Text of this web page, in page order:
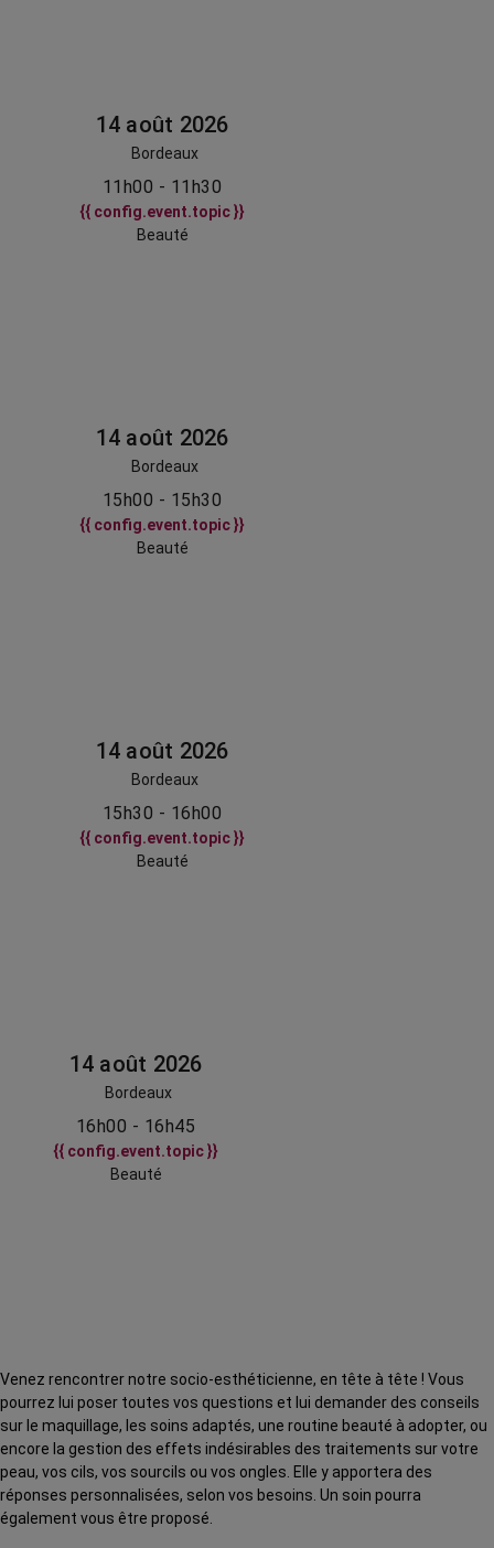
14 août 2026
Bordeaux
11h00 - 11h30
{{ config.event.topic }}
Beauté
14 août 2026
Bordeaux
15h00 - 15h30
{{ config.event.topic }}
Beauté
14 août 2026
Bordeaux
15h30 - 16h00
{{ config.event.topic }}
Beauté
14 août 2026
Bordeaux
16h00 - 16h45
{{ config.event.topic }}
Beauté
Venez rencontrer notre socio-esthéticienne, en tête à tête ! Vous
pourrez lui poser toutes vos questions et lui demander des conseils
sur le maquillage, les soins adaptés, une routine beauté à adopter, ou
encore la gestion des effets indésirables des traitements sur votre
peau, vos cils, vos sourcils ou vos ongles. Elle y apportera des
réponses personnalisées, selon vos besoins. Un soin pourra
également vous être proposé.